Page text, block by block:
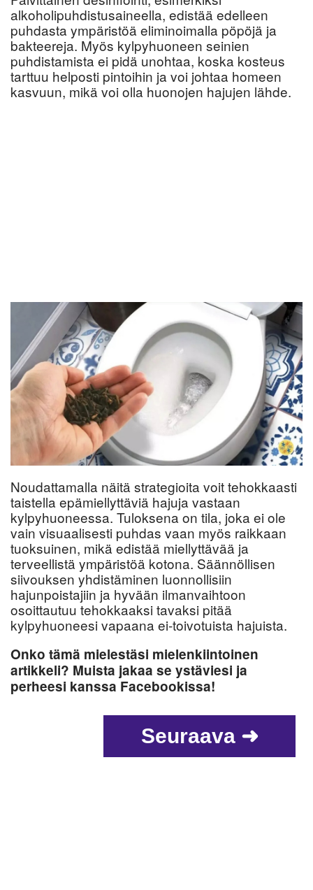
alkoholipuhdistusaineella, edistää edelleen
puhdasta ympäristöä eliminoimalla pöpöjä ja
bakteereja. Myös kylpyhuoneen seinien
puhdistamista ei pidä unohtaa, koska kosteus
tarttuu helposti pintoihin ja voi johtaa homeen
kasvuun, mikä voi olla huonojen hajujen lähde.
Noudattamalla näitä strategioita voit tehokkaasti
taistella epämiellyttäviä hajuja vastaan
kylpyhuoneessa. Tuloksena on tila, joka ei ole
vain visuaalisesti puhdas vaan myös raikkaan
tuoksuinen, mikä edistää miellyttävää ja
terveellistä ympäristöä kotona. Säännöllisen
siivouksen yhdistäminen luonnollisiin
hajunpoistajiin ja hyvään ilmanvaihtoon
osoittautuu tehokkaaksi tavaksi pitää
kylpyhuoneesi vapaana ei-toivotuista hajuista.
Onko tämä mielestäsi mielenkiintoinen
artikkeli? Muista jakaa se ystäviesi ja
perheesi kanssa Facebookissa!
Seuraava ➜